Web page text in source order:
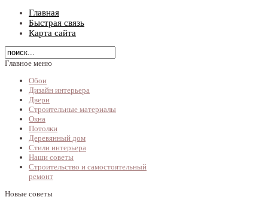
Главная
Быстрая связь
Карта сайта
Главное меню
Обои
Дизайн интерьера
Двери
Строительные материалы
Окна
Потолки
Деревянный дом
Стили интерьера
Наши советы
Строительство и самостоятельный
ремонт
Новые советы